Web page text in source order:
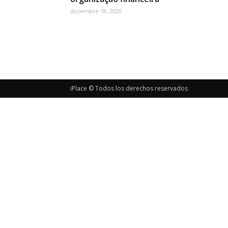
diciembre 18, 2020
iPlace © Todos los derechos reservados